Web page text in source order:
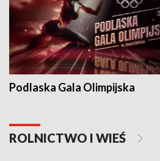
Podlaska Gala Olimpijska
ROLNICTWO I WIEŚ